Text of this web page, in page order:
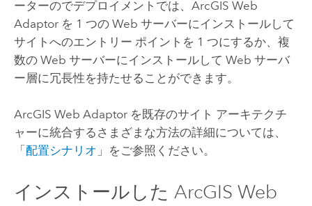
ーターのでデプロイメントでは、ArcGIS Web
Adaptor を 1 つの Web サーバーにインストールして
サイトへのエントリー ポイントを 1 つにするか、複
数の Web サーバーにインストールして Web サーバ
ー層に冗長性を持たせることができます。
ArcGIS Web Adaptor を既存のサイト アーキテクチ
ャーに統合するさまざまな方法の詳細については、
「 配置シナリオ 」をご参照ください。
インストールした ArcGIS Web